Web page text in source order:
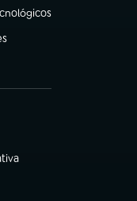
aba)
aba)